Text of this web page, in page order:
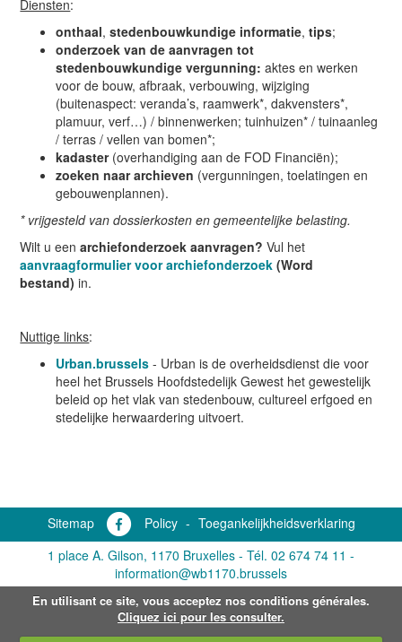
Diensten:
onthaal, stedenbouwkundige informatie, tips;
onderzoek van de aanvragen tot
stedenbouwkundige vergunning: aktes en werken
voor de bouw, afbraak, verbouwing, wijziging
(buitenaspect: veranda’s, raamwerk*, dakvensters*,
plamuur, verf…) / binnenwerken; tuinhuizen* / tuinaanleg
/ terras / vellen van bomen*;
kadaster (overhandiging aan de FOD Financiën);
zoeken naar archieven (vergunningen, toelatingen en
gebouwenplannen).
* vrijgesteld van dossierkosten en gemeentelijke belasting.
Wilt u een archiefonderzoek aanvragen? Vul het
aanvraagformulier voor archiefonderzoek(Word
bestand)in.
Nuttige links:
Urban.brussels - Urban is de overheidsdienst die voor
heel het Brussels Hoofdstedelijk Gewest het gewestelijk
beleid op het vlak van stedenbouw, cultureel erfgoed en
stedelijke herwaardering uitvoert.
Sitemap Policy - Toegankelijkheidsverklaring
1 place A. Gilson, 1170 Bruxelles - Tél. 02 674 74 11 -
information@wb1170.brussels
En utilisant ce site, vous acceptez nos conditions générales.
Cliquez ici pour les consulter.